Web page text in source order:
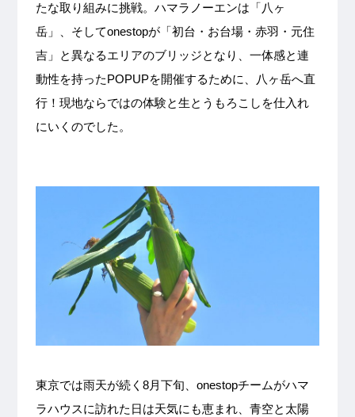
たな取り組みに挑戦。ハマラノーエンは「八ヶ
岳」、そしてonestopが「初台・お台場・赤羽・元住
吉」と異なるエリアのブリッジとなり、一体感と連
動性を持ったPOPUPを開催するために、八ヶ岳へ直
行！現地ならではの体験と生とうもろこしを仕入れ
にいくのでした。
東京では雨天が続く8月下旬、onestopチームがハマ
ラハウスに訪れた日は天気にも恵まれ、青空と太陽